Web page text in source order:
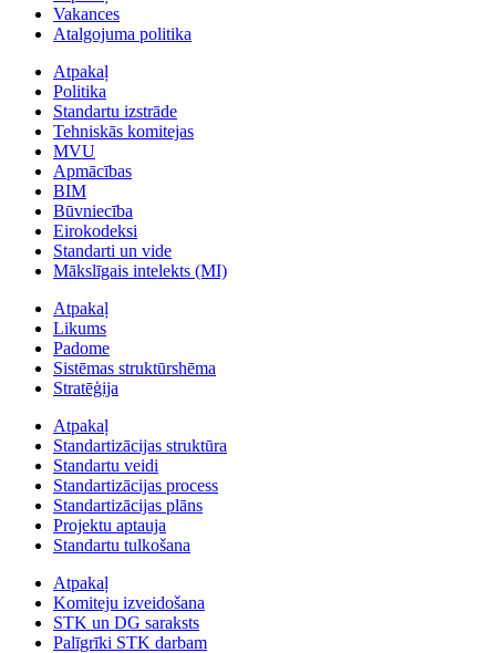
Vakances
Atalgojuma politika
Atpakaļ
Politika
Standartu izstrāde
Tehniskās komitejas
MVU
Apmācības
BIM
Būvniecība
Eirokodeksi
Standarti un vide
Mākslīgais intelekts (MI)
Atpakaļ
Likums
Padome
Sistēmas struktūrshēma
Stratēģija
Atpakaļ
Standartizācijas struktūra
Standartu veidi
Standartizācijas process
Standartizācijas plāns
Projektu aptauja
Standartu tulkošana
Atpakaļ
Komiteju izveidošana
STK un DG saraksts
Palīgrīki STK darbam